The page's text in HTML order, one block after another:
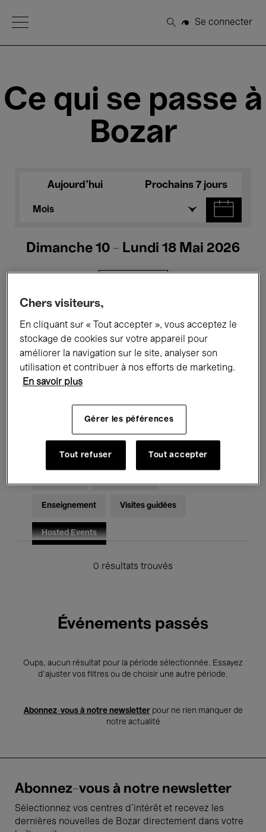
Open Menu
Rechercher
Se connecter
Ce qui se passe à
Bozar
Aujourd'hui Prochains 7 jours
Mois
Dimanche 10 - Lundi 18 Mai 2026
Tous les événements Concerts
Expositions Performances
Rencontres & Débats
Musique classique Global Music
Enseignement Visites guidées
Hosted Events
0 résultats trouvés
Événements passés
Oups, aucun résultat pour la période sélectionnée. Essayez
d’ajuster vos filtres ou de choisir une autre période.
Abonnez-vous à notre newsletterpour ne rien manquer de
notre actualité
Abonnez-vous à notre newsletter
Sélectionnez vos centres d'intérêt et recevez les
dernières nouvelles de Bozar directement dans votre
Chers visiteurs,
En cliquant sur « Tout accepter », vous acceptez le
stockage de cookies sur votre appareil pour
améliorer la navigation sur le site, analyser son
utilisation et contribuer à nos efforts de marketing.
En savoir plus
Gérer les péférences
Tout refuser Tout accepter